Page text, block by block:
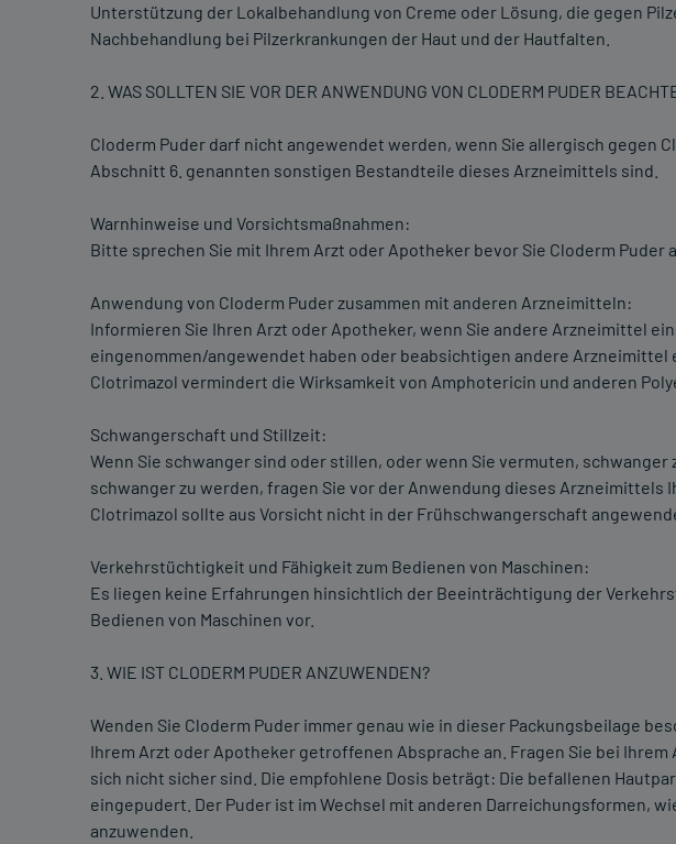
Unterstützung der Lokalbehandlung von Creme oder Lösung, die gegen
Nachbehandlung bei Pilzerkrankungen der Haut und der Hautfalten.
2. WAS SOLLTEN SIE VOR DER ANWENDUNG VON CLODERM PUDER
Cloderm Puder darf nicht angewendet werden, wenn Sie allergisch gegen
Abschnitt 6. genannten sonstigen Bestandteile dieses Arzneimittels sind.
Warnhinweise und Vorsichtsmaßnahmen:
Bitte sprechen Sie mit Ihrem Arzt oder Apotheker bevor Sie Cloderm Puder
Anwendung von Cloderm Puder zusammen mit anderen Arzneimitteln:
Informieren Sie Ihren Arzt oder Apotheker, wenn Sie andere Arzneimittel
eingenommen/angewendet haben oder beabsichtigen andere Arzneimittel
Clotrimazol vermindert die Wirksamkeit von Amphotericin und anderen
Schwangerschaft und Stillzeit:
Wenn Sie schwanger sind oder stillen, oder wenn Sie vermuten,
schwanger zu werden, fragen Sie vor der Anwendung dieses Arzneimittels
Clotrimazol sollte aus Vorsicht nicht in der Frühschwangerschaft
Verkehrstüchtigkeit und Fähigkeit zum Bedienen von Maschinen:
Es liegen keine Erfahrungen hinsichtlich der Beeinträchtigung der
Bedienen von Maschinen vor.
3. WIE IST CLODERM PUDER ANZUWENDEN?
Wenden Sie Cloderm Puder immer genau wie in dieser Packungsbeilage
Ihrem Arzt oder Apotheker getroffenen Absprache an. Fragen Sie bei
sich nicht sicher sind. Die empfohlene Dosis beträgt: Die befallenen
eingepudert. Der Puder ist im Wechsel mit anderen Darreichungsformen,
anzuwenden.